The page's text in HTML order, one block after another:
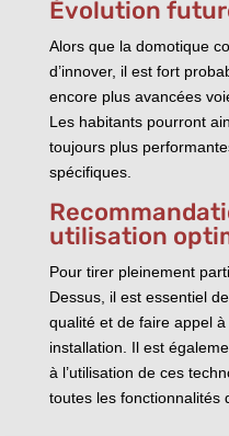
Évolution
Alors que la domotique
d’innover, il est fort
encore plus avancées
Les habitants pourront
toujours plus
spécifiques.
utilisation
Pour tirer pleinement
Dessus, il est essentiel
qualité et de faire appel
installation. Il est
à l’utilisation de ces
toutes les fonctionnalités